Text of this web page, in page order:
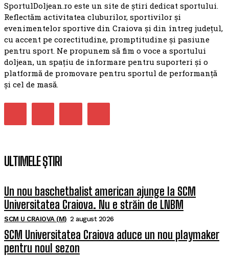
SportulDoljean.ro este un site de știri dedicat sportului.
Reflectăm activitatea cluburilor, sportivilor și
evenimentelor sportive din Craiova și din întreg județul,
cu accent pe corectitudine, promptitudine și pasiune
pentru sport. Ne propunem să fim o voce a sportului
doljean, un spațiu de informare pentru suporteri și o
platformă de promovare pentru sportul de performanță
și cel de masă.
ULTIMELE ȘTIRI
Un nou baschetbalist american ajunge la SCM
Universitatea Craiova. Nu e străin de LNBM
SCM U CRAIOVA (M) 2 august 2026
SCM Universitatea Craiova aduce un nou playmaker
pentru noul sezon